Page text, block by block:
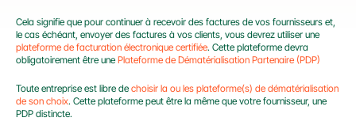
Cela signifie que pour continuer à recevoir des factures de vos fournisseurs et,
plateforme de facturation électronique certifiée. Cette plateforme devra
obligatoirement être une Plateforme de Dématérialisation Partenaire (PDP)
Toute entreprise est libre de choisir la ou les plateforme(s) de dématérialisation
de son choix. Cette plateforme peut être la même que votre fournisseur, une
PDP distincte.